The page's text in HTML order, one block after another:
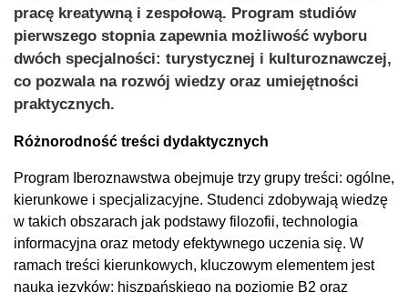
pracę kreatywną i zespołową. Program studiów
pierwszego stopnia zapewnia możliwość wyboru
dwóch specjalności: turystycznej i kulturoznawczej,
co pozwala na rozwój wiedzy oraz umiejętności
praktycznych.
Różnorodność treści dydaktycznych
Program Iberoznawstwa obejmuje trzy grupy treści: ogólne,
kierunkowe i specjalizacyjne. Studenci zdobywają wiedzę
w takich obszarach jak podstawy filozofii, technologia
informacyjna oraz metody efektywnego uczenia się. W
ramach treści kierunkowych, kluczowym elementem jest
nauka języków: hiszpańskiego na poziomie B2 oraz